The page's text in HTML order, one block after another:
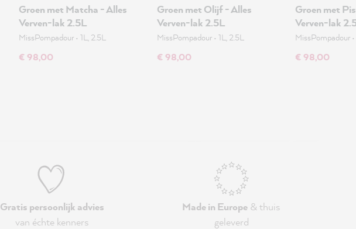
Groen met Matcha - Alles
Verven-lak 2.5L
MissPompadour • 1L, 2.5L
€ 98,00
Groen met Olijf - Alles
Verven-lak 2.5L
MissPompadour • 1L, 2.5L
€ 98,00
Groen met
Verven-lak
MissPompadour •
€ 98,00
Gratis persoonlijk advies
van échte kenners
Made in Europe & thuis
geleverd